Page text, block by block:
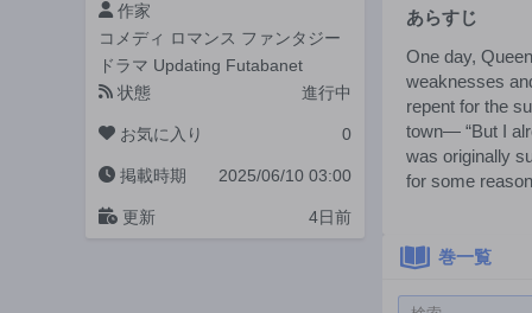
作家
コメディ ロマンス ファンタジー
ドラマ Updating Futabanet
状態
進行中
お気に入り 0
掲載時期 2025/06/10 03:00
更新 4日前
あらすじ
One day,
weaknesses
repent for the
town— “But I
was originally
for some
巻一覧